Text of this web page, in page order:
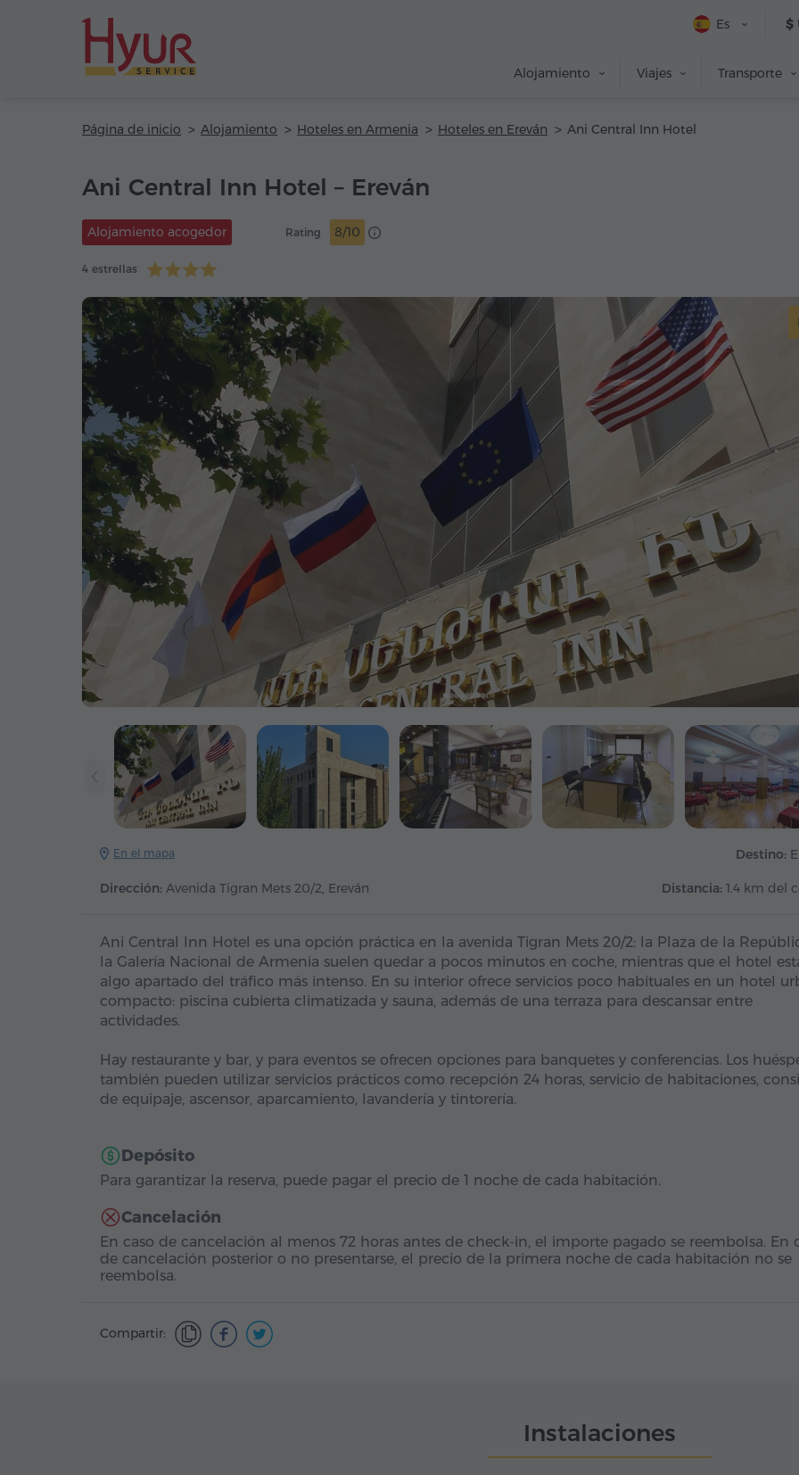
$
Es
Alojamiento Viajes Transporte
Página de inicio Alojamiento Hoteles en Armenia Hoteles en Ereván Ani Central Inn Hotel
Ani Central Inn Hotel – Ereván
Alojamiento acogedor
4 estrellas
Rating 8/10
En el mapa Destino:
Dirección: Avenida Tigran Mets 20/2, Ereván Distancia: 1.4 km del
Ani Central Inn Hotel es una opción práctica en la avenida Tigran Mets 20/2: la Plaza de la
la Galería Nacional de Armenia suelen quedar a pocos minutos en coche, mientras que el hotel
algo apartado del tráfico más intenso. En su interior ofrece servicios poco habituales en un hotel
compacto: piscina cubierta climatizada y sauna, además de una terraza para descansar entre
actividades.
Hay restaurante y bar, y para eventos se ofrecen opciones para banquetes y conferencias. Los
también pueden utilizar servicios prácticos como recepción 24 horas, servicio de habitaciones,
de equipaje, ascensor, aparcamiento, lavandería y tintorería.
Depósito
Para garantizar la reserva, puede pagar el precio de 1 noche de cada habitación.
Cancelación
En caso de cancelación al menos 72 horas antes de check-in, el importe pagado se reembolsa. En
de cancelación posterior o no presentarse, el precio de la primera noche de cada habitación no se
reembolsa.
Compartir:
Instalaciones